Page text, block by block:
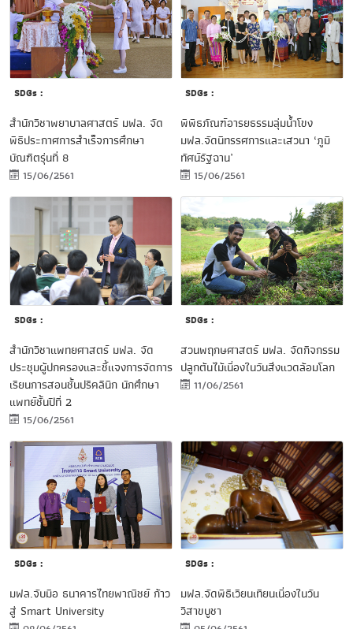
SDGs :
สำนักวิชาพยาบาลศาสตร์ มฟล. จัด
พิธีประกาศการสำเร็จการศึกษา
บัณฑิตรุ่นที่ 8
15/06/2561
SDGs :
พิพิธภัณฑ์อารยธรรมลุ่มน้ำโขง
มฟล.จัดนิทรรศการและเสวนา ‘ภูมิ
ทัศน์รัฐฉาน’
15/06/2561
SDGs :
สำนักวิชาแพทยศาสตร์ มฟล. จัด
ประชุมผู้ปกครองและชี้แจงการจัดการ
เรียนการสอนชั้นปรีคลินิก นักศึกษา
แพทย์ชั้นปีที่ 2
15/06/2561
SDGs :
สวนพฤกษศาสตร์ มฟล. จัดกิจกรรม
ปลูกต้นไม้เนื่องในวันสิ่งแวดล้อมโลก
11/06/2561
SDGs :
มฟล.จับมือ ธนาคารไทยพาณิชย์ ก้าว
สู่ Smart University
SDGs :
มฟล.จัดพิธีเวียนเทียนเนื่องในวัน
วิสาขบูชา